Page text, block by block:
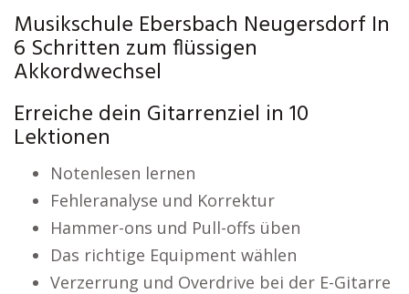
Musikschule Ebersbach Neugersdorf In
6 Schritten zum flüssigen
Akkordwechsel
Erreiche dein Gitarrenziel in 10
Lektionen
Notenlesen lernen
Fehleranalyse und Korrektur
Hammer-ons und Pull-offs üben
Das richtige Equipment wählen
Verzerrung und Overdrive bei der E-Gitarre